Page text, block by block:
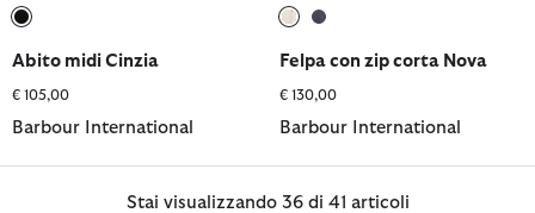
Abito midi Cinzia
€ 105,00
Barbour International
Felpa con zip corta Nova
€ 130,00
Barbour International
Stai visualizzando 36 di 41 articoli